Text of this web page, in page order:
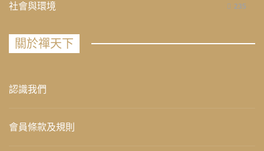
社會與環境 235
關於禪天下
認識我們
會員條款及規則